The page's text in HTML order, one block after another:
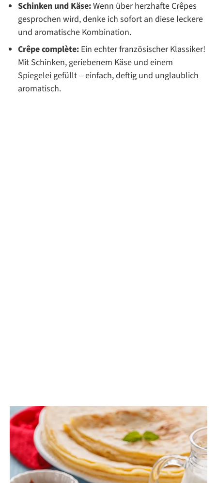
Schinken und Käse:Wenn über herzhafte Crêpes
gesprochen wird, denke ich sofort an diese leckere
und aromatische Kombination.
Crêpe complète: Ein echter französischer Klassiker!
Mit Schinken, geriebenem Käse und einem
Spiegelei gefüllt – einfach, deftig und unglaublich
aromatisch.